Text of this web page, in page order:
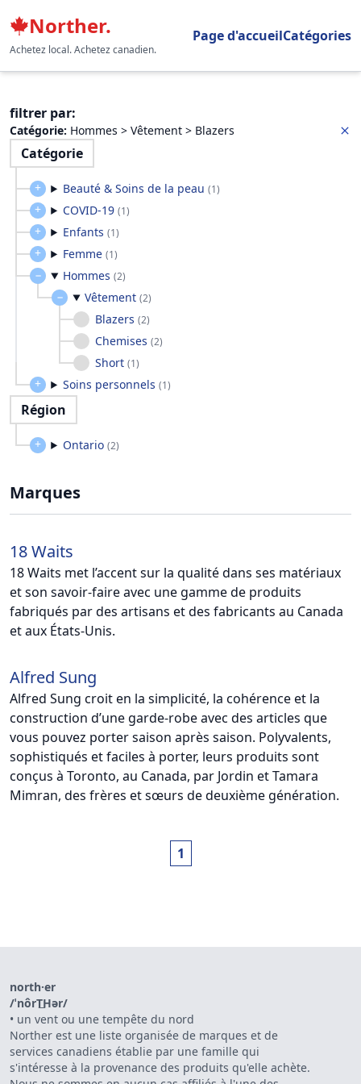
Norther.
Achetez local. Achetez canadien.
Page d'accueilCatégories
filtrer par:
Catégorie: Hommes > Vêtement > Blazers
Catégorie
Beauté & Soins de la peau (1)
COVID-19 (1)
Enfants (1)
Femme (1)
Hommes (2)
Vêtement (2)
Blazers (2)
Chemises (2)
Short (1)
Soins personnels (1)
Région
Ontario (2)
Marques
18 Waits
18 Waits met l’accent sur la qualité dans ses matériaux
et son savoir-faire avec une gamme de produits
fabriqués par des artisans et des fabricants au Canada
et aux États-Unis.
Alfred Sung
Alfred Sung croit en la simplicité, la cohérence et la
construction d’une garde-robe avec des articles que
vous pouvez porter saison après saison. Polyvalents,
sophistiqués et faciles à porter, leurs produits sont
conçus à Toronto, au Canada, par Jordin et Tamara
Mimran, des frères et sœurs de deuxième génération.
1
north·er
/ˈnôrT͟Hər/
• un vent ou une tempête du nord
Norther est une liste organisée de marques et de
services canadiens établie par une famille qui
s'intéresse à la provenance des produits qu'elle achète.